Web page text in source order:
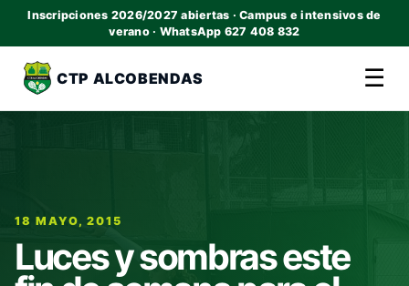
Inscripciones 2026/2027 abiertas · Campus e intensivos de
verano · WhatsApp 627 408 832
CTP ALCOBENDAS ☰
18 MAYO, 2015
Luces y sombras este